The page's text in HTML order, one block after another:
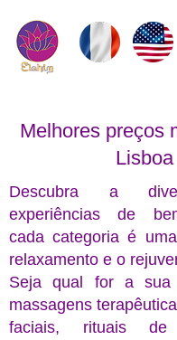
Melhores preços
Lisboa
Descubra a
experiências de
cada categoria é
relaxamento e o
Seja qual for a sua
massagens
faciais, rituais de